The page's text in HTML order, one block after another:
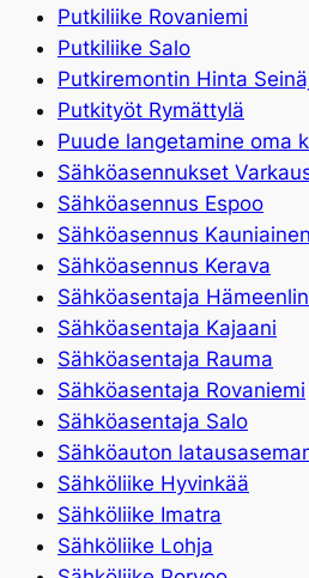
Putkiliike Rovaniemi
Putkiliike Salo
Putkiremontin Hinta
Putkityöt Rymättylä
Puude langetamine oma
Sähköasennukset
Sähköasennus Espoo
Sähköasennus Kauniainen
Sähköasennus Kerava
Sähköasentaja
Sähköasentaja Kajaani
Sähköasentaja Rauma
Sähköasentaja Rovaniemi
Sähköasentaja Salo
Sähköauton
Sähköliike Hyvinkää
Sähköliike Imatra
Sähköliike Lohja